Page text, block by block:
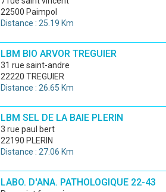
22500 Paimpol
Distance : 25.19 Km
LBM BIO ARVOR TREGUIER
31 rue saint-andre
22220 TREGUIER
Distance : 26.65 Km
LBM SEL DE LA BAIE PLERIN
3 rue paul bert
22190 PLERIN
Distance : 27.06 Km
LABO. D'ANA. PATHOLOGIQUE 22-43